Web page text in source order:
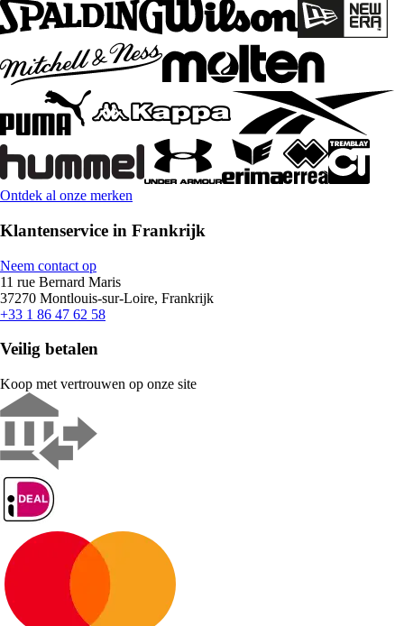
Ontdek al onze merken
Klantenservice in Frankrijk
Neem contact op
11 rue Bernard Maris
37270 Montlouis-sur-Loire, Frankrijk
+33 1 86 47 62 58
Veilig betalen
Koop met vertrouwen op onze site